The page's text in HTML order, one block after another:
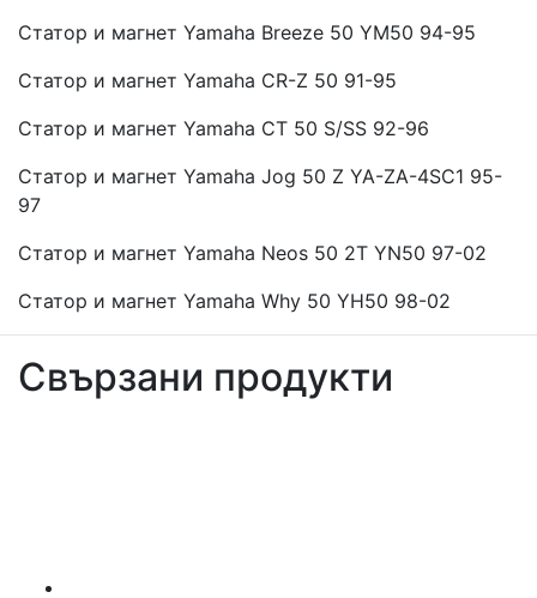
Статор и магнет Yamaha Breeze 50 YM50 94-95
Статор и магнет Yamaha CR-Z 50 91-95
Статор и магнет Yamaha CT 50 S/SS 92-96
Статор и магнет Yamaha Jog 50 Z YA-ZA-4SC1 95-
97
Статор и магнет Yamaha Neos 50 2T YN50 97-02
Статор и магнет Yamaha Why 50 YH50 98-02
Свързани продукти